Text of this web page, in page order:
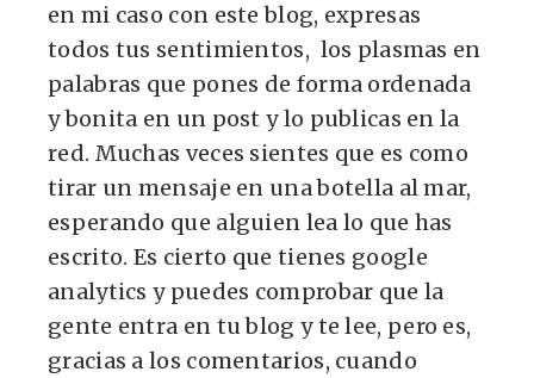
en mi caso con este blog, expresas
todos tus sentimientos, los plasmas en
palabras que pones de forma ordenada
y bonita en un post y lo publicas en la
red. Muchas veces sientes que es como
tirar un mensaje en una botella al mar,
esperando que alguien lea lo que has
escrito. Es cierto que tienes google
analytics y puedes comprobar que la
gente entra en tu blog y te lee, pero es,
gracias a los comentarios, cuando